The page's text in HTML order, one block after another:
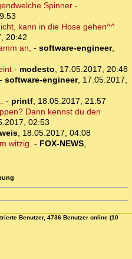
Spinner-
kann in die Hose gehen^^
20:42
an, - software-engineer,
- modesto, 17.05.2017, 20:48
- software-engineer, 17.05.2017,
- printf, 18.05.2017, 21:57
Dann kennst du den
02:53
, 18.05.2017, 04:08
witzig. - FOX-NEWS,
Benutzer, 4736 Benutzer online (10